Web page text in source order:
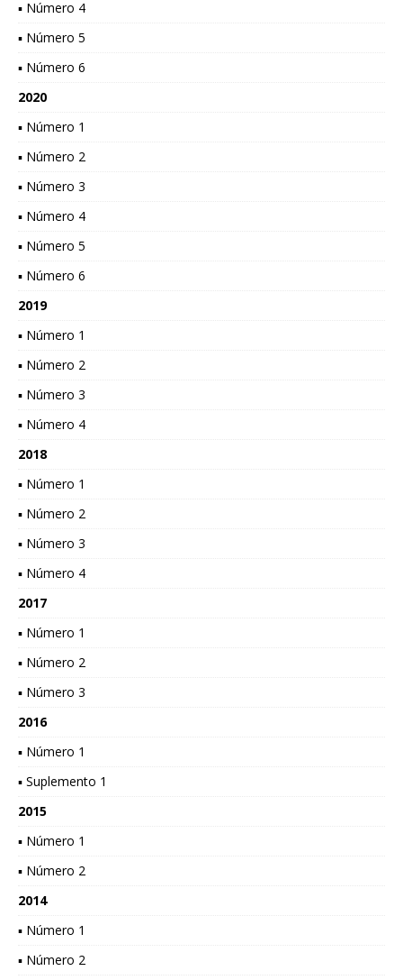
▪ Número 4
▪ Número 5
▪ Número 6
2020
▪ Número 1
▪ Número 2
▪ Número 3
▪ Número 4
▪ Número 5
▪ Número 6
2019
▪ Número 1
▪ Número 2
▪ Número 3
▪ Número 4
2018
▪ Número 1
▪ Número 2
▪ Número 3
▪ Número 4
2017
▪ Número 1
▪ Número 2
▪ Número 3
2016
▪ Número 1
▪ Suplemento 1
2015
▪ Número 1
▪ Número 2
2014
▪ Número 1
▪ Número 2